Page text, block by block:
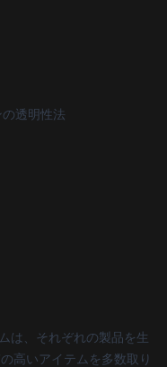
透明性法
は、それぞれの製品を生
高いアイテムを多数取り